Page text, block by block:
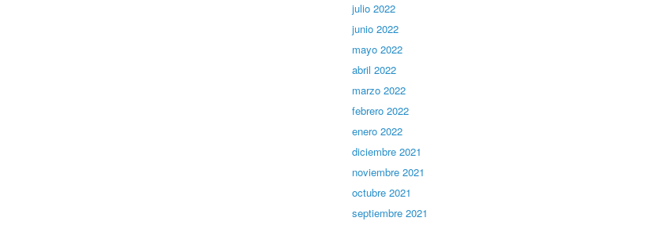
julio 2022
junio 2022
mayo 2022
abril 2022
marzo 2022
febrero 2022
enero 2022
diciembre 2021
noviembre 2021
octubre 2021
septiembre 2021